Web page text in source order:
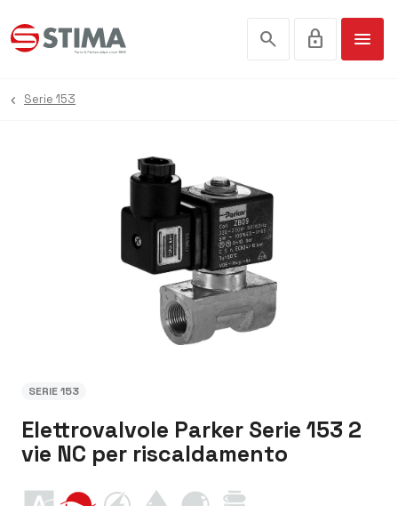
search lock menu
Serie 153
SERIE 153
Elettrovalvole Parker Serie 153 2
vie NC per riscaldamento